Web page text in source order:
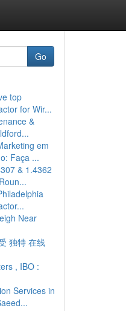
Go
top
for Wir...
&
em
Faça ...
& 1.4362
Near
独特 在线
, IBO :
Services in